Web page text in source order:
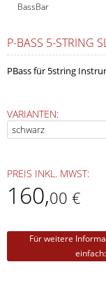
BassBar
P-BASS 5-STRING
PBass für 5string
VARIANTEN:
PREIS INKL. MWST:
160,00 €
Für weitere
einfach: